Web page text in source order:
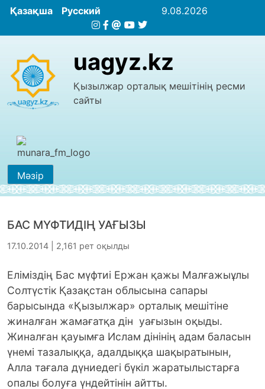
Қазақша Русский 9.08.2026
uagyz.kz
Қызылжар орталық мешітінің ресми
сайты
Мәзір
БАС МҮФТИДІҢ УАҒЫЗЫ
17.10.2014 | 2,161 рет оқылды
Еліміздің Бас мүфтиі Ержан қажы Малғажыұлы
Солтүстік Қазақстан облысына сапары
барысында «Қызылжар» орталық мешітіне
жиналған жамағатқа дін уағызын оқыды.
Жиналған қауымға Ислам дінінің адам баласын
үнемі тазалыққа, адалдыққа шақыратынын,
Алла тағала дүниедегі бүкіл жа­ратылыстарға
опалы болуға үндейтінін айтты.